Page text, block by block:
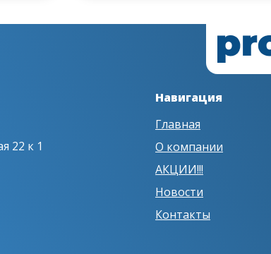
22 к 1
Навигация
Главная
О компании
АКЦИИ!!!
Новости
Контакты